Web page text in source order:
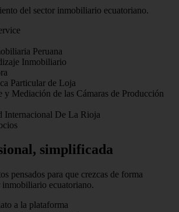
del sector inmobiliario ecuatoriano.
simplificada
pensados para que crezcas de forma
inmobiliario ecuatoriano.
a la plataforma